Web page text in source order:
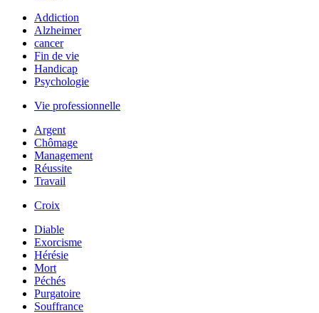
Addiction
Alzheimer
cancer
Fin de vie
Handicap
Psychologie
Vie professionnelle
Argent
Chômage
Management
Réussite
Travail
Croix
Diable
Exorcisme
Hérésie
Mort
Péchés
Purgatoire
Souffrance